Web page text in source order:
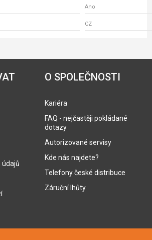
Ano
CZ
údajů
O SPOLEČNOSTI
Kariéra
FAQ - nejčastěji pokládané
dotazy
Autorizované servisy
Kde nás najdete?
Telefony české distribuce
Záruční lhůty